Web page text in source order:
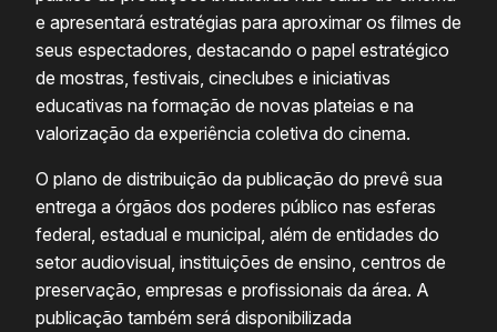
e apresentará estratégias para aproximar os filmes de
seus espectadores, destacando o papel estratégico
de mostras, festivais, cineclubes e iniciativas
educativas na formação de novas plateias e na
valorização da experiência coletiva do cinema.
O plano de distribuição da publicação do prevê sua
entrega a órgãos dos poderes público nas esferas
federal, estadual e municipal, além de entidades do
setor audiovisual, instituições de ensino, centros de
preservação, empresas e profissionais da área. A
publicação também será disponibilizada